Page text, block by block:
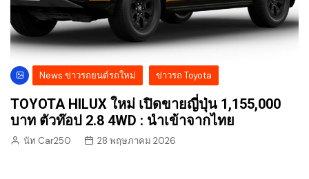
News ข่าวรถยนต์รถใหม่ ข่าวรถ Toyota
TOYOTA HILUX ใหม่ เปิดขายญี่ปุ่น 1,155,000
บาท ตัวท๊อป 2.8 4WD : นำเข้าจากไทย
นัท Car250 28 พฤษภาคม 2026